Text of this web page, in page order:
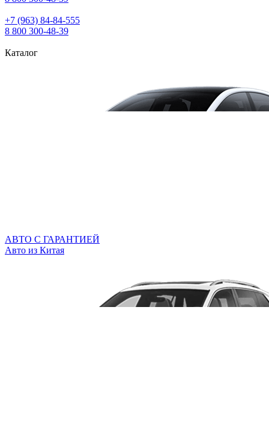
+7 (963) 84‑84‑555
8 800 300‑48‑39
Каталог
АВТО С ГАРАНТИЕЙ
Авто из Китая